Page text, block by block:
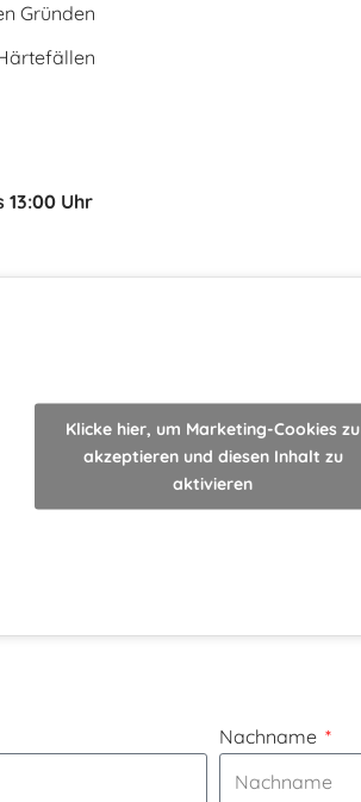
Gründen
13:00 Uhr
Klicke hier, um Marketing-Cookies zu
akzeptieren und diesen Inhalt zu
aktivieren
Nachname